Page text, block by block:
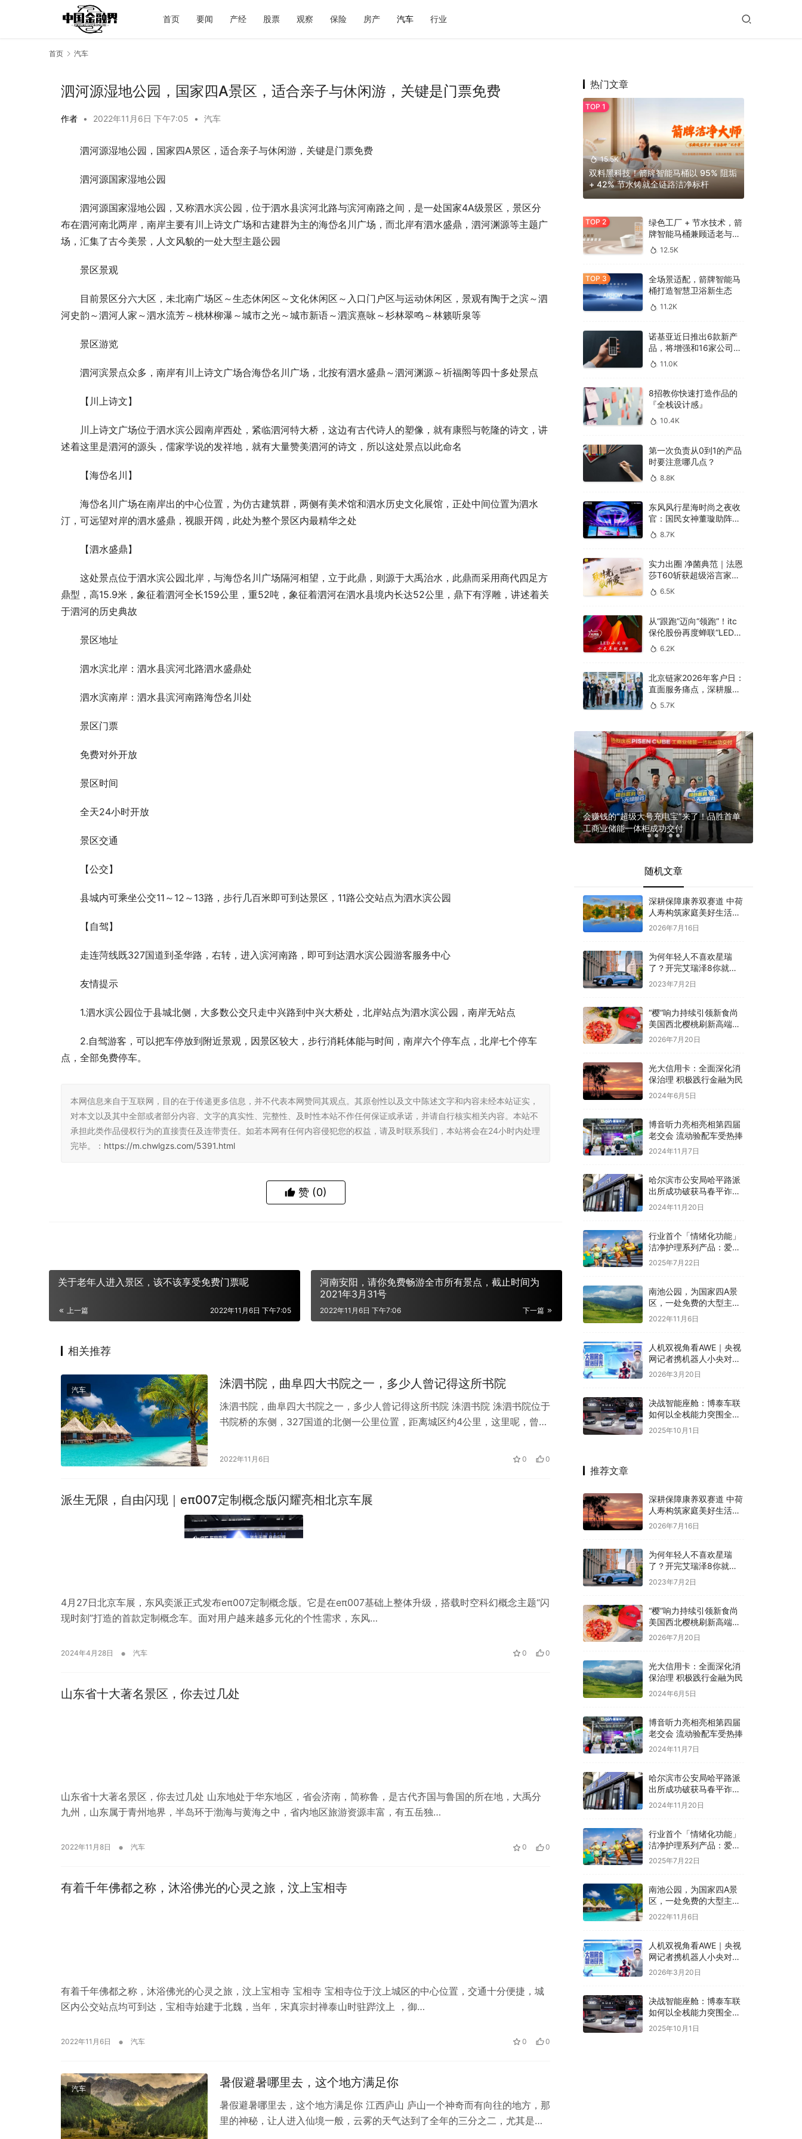
首页 要闻 产经 股票 观察 保险 房产 汽车 行业
首页 汽车
泗河源湿地公园，国家四A景区，适合亲子与休闲游，关键是门票免费
作者 • 2022年11月6日 下午7:05 • 汽车
泗河源湿地公园，国家四A景区，适合亲子与休闲游，关键是门票免费
泗河源国家湿地公园
泗河源国家湿地公园，又称泗水滨公园，位于泗水县滨河北路与滨河南路之间，是一处国家4A级景区，景区分
布在泗河南北两岸，南岸主要有川上诗文广场和古建群为主的海岱名川广场，而北岸有泗水盛鼎，泗河渊源等主题广
场，汇集了古今美景，人文风貌的一处大型主题公园
景区景观
目前景区分六大区，未北南广场区～生态休闲区～文化休闲区～入口门户区与运动休闲区，景观有陶于之滨～泗
河史韵～泗河人家～泗水流芳～桃林柳瀑～城市之光～城市新语～泗滨熹咏～杉林翠鸣～林籁听泉等
景区游览
泗河滨景点众多，南岸有川上诗文广场合海岱名川广场，北按有泗水盛鼎～泗河渊源～祈福阁等四十多处景点
【川上诗文】
川上诗文广场位于泗水滨公园南岸西处，紧临泗河特大桥，这边有古代诗人的塑像，就有康熙与乾隆的诗文，讲
述着这里是泗河的源头，儒家学说的发祥地，就有大量赞美泗河的诗文，所以这处景点以此命名
【海岱名川】
海岱名川广场在南岸出的中心位置，为仿古建筑群，两侧有美术馆和泗水历史文化展馆，正处中间位置为泗水
汀，可远望对岸的泗水盛鼎，视眼开阔，此处为整个景区内最精华之处
【泗水盛鼎】
这处景点位于泗水滨公园北岸，与海岱名川广场隔河相望，立于此鼎，则源于大禹治水，此鼎而采用商代四足方
鼎型，高15.9米，象征着泗河全长159公里，重52吨，象征着泗河在泗水县境内长达52公里，鼎下有浮雕，讲述着关
于泗河的历史典故
景区地址
泗水滨北岸：泗水县滨河北路泗水盛鼎处
泗水滨南岸：泗水县滨河南路海岱名川处
景区门票
免费对外开放
景区时间
全天24小时开放
景区交通
【公交】
县城内可乘坐公交11～12～13路，步行几百米即可到达景区，11路公交站点为泗水滨公园
【自驾】
走连菏线既327国道到圣华路，右转，进入滨河南路，即可到达泗水滨公园游客服务中心
友情提示
1.泗水滨公园位于县城北侧，大多数公交只走中兴路到中兴大桥处，北岸站点为泗水滨公园，南岸无站点
2.自驾游客，可以把车停放到附近景观，因景区较大，步行消耗体能与时间，南岸六个停车点，北岸七个停车
点，全部免费停车。
本网信息来自于互联网，目的在于传递更多信息，并不代表本网赞同其观点。其原创性以及文中陈述文字和内容未经本站证实，
对本文以及其中全部或者部分内容、文字的真实性、完整性、及时性本站不作任何保证或承诺，并请自行核实相关内容。本站不
承担此类作品侵权行为的直接责任及连带责任。如若本网有任何内容侵犯您的权益，请及时联系我们，本站将会在24小时内处理
完毕。： https://m.chwlgzs.com/5391.html
赞 (0)
关于老年人进入景区，该不该享受免费门票呢
上一篇 2022年11月6日 下午7:05
河南安阳，请你免费畅游全市所有景点，截止时间为
2021年3月31号
下一篇
2022年11月6日 下午7:06
相关推荐
汽车 洙泗书院，曲阜四大书院之一，多少人曾记得这所书院
洙泗书院，曲阜四大书院之一，多少人曾记得这所书院 洙泗书院 洙泗书院位于
书院桥的东侧，327国道的北侧一公里位置，距离城区约4公里，这里呢，曾经
2022年11月6日 0 0
派生无限，自由闪现｜eπ007定制概念版闪耀亮相北京车展
4月27日北京车展，东风奕派正式发布eπ007定制概念版。它是在eπ007基础上整体升级，搭载时空科幻概念主题“闪
现时刻”打造的首款定制概念车。面对用户越来越多元化的个性需求，东风…
2024年4月28日 • 汽车 0 0
山东省十大著名景区，你去过几处
山东省十大著名景区，你去过几处 山东地处于华东地区，省会济南，简称鲁，是古代齐国与鲁国的所在地，大禹分
九州，山东属于青州地界，半岛环于渤海与黄海之中，省内地区旅游资源丰富，有五岳独…
2022年11月8日 • 汽车 0 0
有着千年佛都之称，沐浴佛光的心灵之旅，汶上宝相寺
有着千年佛都之称，沐浴佛光的心灵之旅，汶上宝相寺 宝相寺 宝相寺位于汶上城区的中心位置，交通十分便捷，城
区内公交站点均可到达，宝相寺始建于北魏，当年，宋真宗封禅泰山时驻跸汶上 ，御…
2022年11月6日 • 汽车 0 0
汽车 暑假避暑哪里去，这个地方满足你
暑假避暑哪里去，这个地方满足你 江西庐山 庐山一个神奇而有向往的地方，那
里的神秘，让人进入仙境一般，云雾的天气达到了全年的三分之二，尤其是雨
热门文章
15.5K
双料黑科技！箭牌智能马桶以 95% 阻垢
+ 42% 节水铸就全链路洁净标杆
绿色工厂 + 节水技术，箭
牌智能马桶兼顾适老与环
保
12.5K
全场景适配，箭牌智能马
桶打造智慧卫浴新生态
11.2K
诺基亚近日推出6款新产
品，将增强和16家公司合
作，VR领域发力明显
11.0K
8招教你快速打造作品的
『全栈设计感』
10.4K
第一次负责从0到1的产品
时要注意哪几点？
8.8K
东风风行星海时尚之夜收
官：国民女神董璇助阵，
多车齐发震撼全场！
8.7K
实力出圈 净菌典范｜法恩
莎T60斩获超级浴言家年
度好产品奖
6.5K
从“跟跑”迈向“领跑”！itc
保伦股份再度蝉联“LED小
间距十大卓越品牌”
6.2K
北京链家2026年客户日：
直面服务痛点，深耕服务
本质5.7K
美国通胀大幅降温 市场重燃美联储加息或接
会赚钱的“超级大号充电宝”来了！品胜首单
工商业储能一体柜成功交付
随机文章
深耕保障康养双赛道 中荷
人寿构筑家庭美好生活新
图景
2026年7月16日
为何年轻人不喜欢星瑞
了？开完艾瑞泽8你就能
得到标准答案
2023年7月2日
“樱”响力持续引领新食尚
美国西北樱桃刷新高端水
果消费标杆
2026年7月20日
光大信用卡：全面深化消
保治理 积极践行金融为民
2024年6月5日
博音听力亮相亮相第四届
老交会 流动验配车受热捧
2024年11月7日
哈尔滨市公安局哈平路派
出所成功破获马春平诈骗
案件后续
2024年11月20日
行业首个「情绪化功能」
洁净护理系列产品：爱舒
柔|FlowSmile用微笑洁净
2025年7月22日
南池公园，为国家四A景
区，一处免费的大型主题
公园
2022年11月6日
人机双视角看AWE｜央视
网记者携机器人小央对话
箭牌，见证智浴破局之道
2026年3月20日
决战智能座舱：博泰车联
如何以全栈能力突围全球
市场
2025年10月1日
推荐文章
深耕保障康养双赛道 中荷
人寿构筑家庭美好生活新
图景
2026年7月16日
为何年轻人不喜欢星瑞
了？开完艾瑞泽8你就能
得到标准答案
2023年7月2日
“樱”响力持续引领新食尚
美国西北樱桃刷新高端水
果消费标杆
2026年7月20日
光大信用卡：全面深化消
保治理 积极践行金融为民
2024年6月5日
博音听力亮相亮相第四届
老交会 流动验配车受热捧
2024年11月7日
哈尔滨市公安局哈平路派
出所成功破获马春平诈骗
案件后续
2024年11月20日
行业首个「情绪化功能」
洁净护理系列产品：爱舒
柔|FlowSmile用微笑洁净
2025年7月22日
南池公园，为国家四A景
区，一处免费的大型主题
公园
2022年11月6日
人机双视角看AWE｜央视
网记者携机器人小央对话
箭牌，见证智浴破局之道
2026年3月20日
决战智能座舱：博泰车联
如何以全栈能力突围全球
市场
2025年10月1日